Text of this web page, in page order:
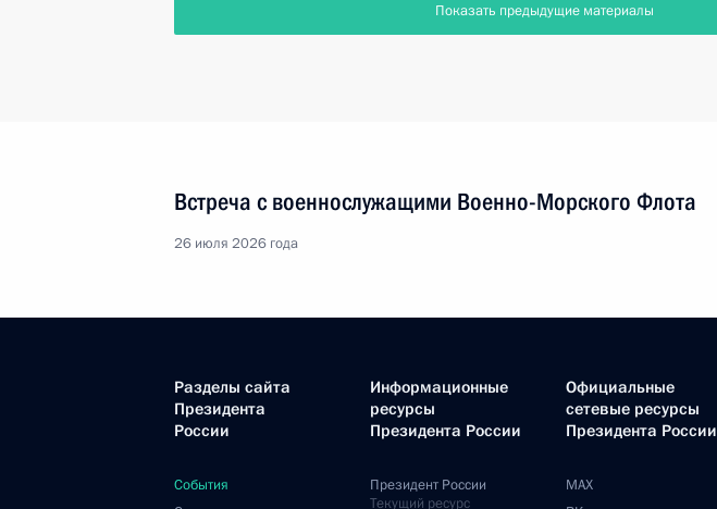
Показать предыдущие материалы
Встреча с военнослужащими Военно-Морского Флота
26 июля 2026 года
Разделы сайта
Президента
России
События
Информационные
ресурсы
Президента России
Президент России
Текущий ресурс
Официальные
сетевые ресурсы
Президента России
MAX